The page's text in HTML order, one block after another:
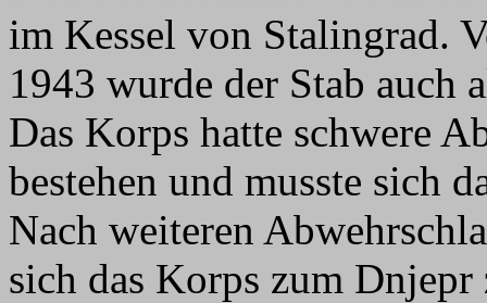
im Kessel von Stalingrad.
1943 wurde der Stab auch
Das Korps hatte schwere
bestehen und musste sich
Nach weiteren
sich das Korps zum